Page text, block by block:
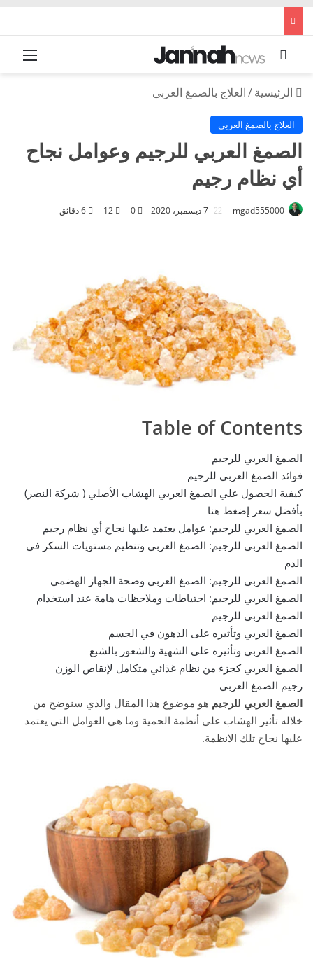
بحث عن
الرئيسية/العلاج بالصمغ العربى
العلاج بالصمغ العربى
الصمغ العربي للرجيم وعوامل نجاح
أي نظام رجيم
mgad555000 7 ديسمبر، 2020 0
12
Table of Contents
الصمغ العربي للرجيم
فوائد الصمغ العربي للرجيم
كيفية الحصول علي الصمغ العربي الهشاب الأصلي ( شركة النصر)
بأفضل سعر إضغط هنا
الصمغ العربي للرجيم: عوامل يعتمد عليها نجاح أي نظام رجيم
الصمغ العربي للرجيم: الصمغ العربي وتنظيم مستويات السكر في
الدم
الصمغ العربي للرجيم: الصمغ العربي وصحة الجهاز الهضمي
الصمغ العربي للرجيم: احتياطات وملاحظات هامة عند استخدام
الصمغ العربي للرجيم
الصمغ العربي وتأثيره على الدهون في الجسم
الصمغ العربي وتأثيره على الشهية والشعور بالشبع
الصمغ العربي كجزء من نظام غذائي متكامل لإنقاص الوزن
رجيم الصمغ العربي
الصمغ العربي للرجيم هو موضوع هذا المقال والذي سنوضح من
خلاله تأثير الهشاب علي أنظمة الحمية وما هي العوامل التي يعتمد
عليها نجاح تلك الانظمة.